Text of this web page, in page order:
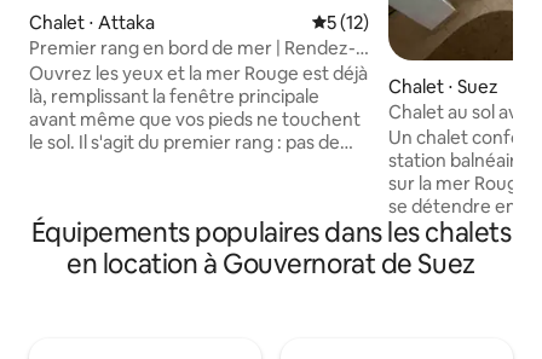
Chalet ⋅ Attaka Évaluation moyenne sur la
5 (12)
Premier rang en bord de mer | Rendez-
vous au bord de la mer Rouge
Ouvrez les yeux et la mer Rouge est déjà
là, remplissant la fenêtre principale
avant même que vos pieds ne touchent
le sol. Il s'agit du premier rang : pas de
Conçu à la main, pas tiré d'un catalogue.
Des fresques murales dessinées à la
main, un vrai bar, des coins chaleureux
qui donnent l'impression d'être chez
Chalet ⋅ Suez
Chalet au sol
Un chalet
station balnéaire
sur la mer
se détendre en
chambres avec 4
de bains, un
cuisine ouverte
Équipements populaires dans les chalets
en location à Gouvernorat de Suez